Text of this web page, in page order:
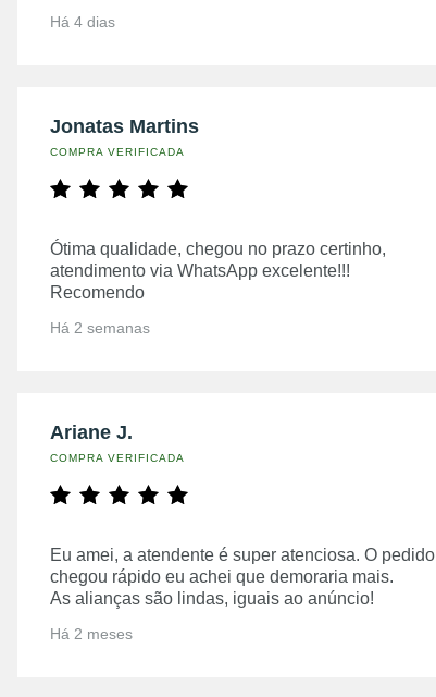
Há 4 dias
Jonatas Martins
COMPRA VERIFICADA
Ótima qualidade, chegou no prazo certinho,
atendimento via WhatsApp excelente!!!
Recomendo
Há 2 semanas
Ariane J.
COMPRA VERIFICADA
Eu amei, a atendente é super atenciosa. O pedido
chegou rápido eu achei que demoraria mais.
As alianças são lindas, iguais ao anúncio!
Há 2 meses